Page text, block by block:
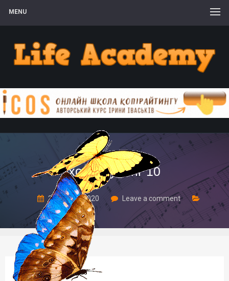
MENU
хоумскулинг 10
27 Квітня, 2020 Leave a comment